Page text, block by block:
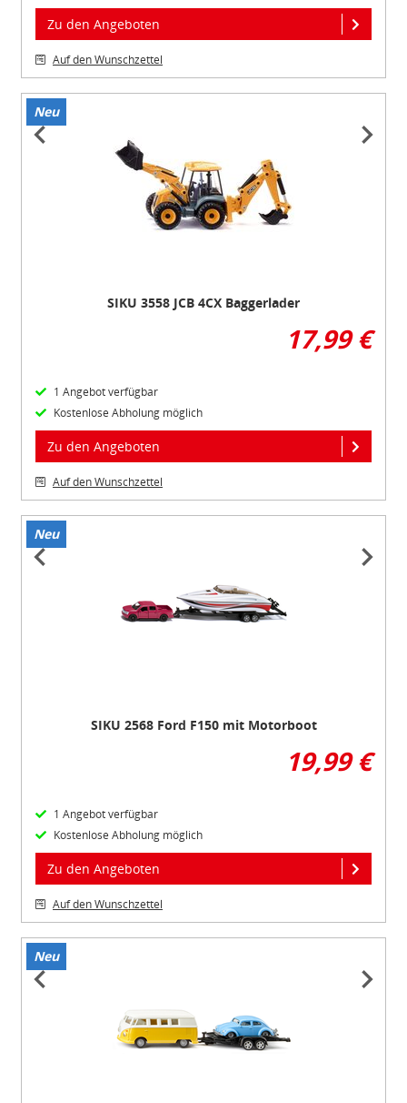
Zu den Angeboten
Auf den Wunschzettel
Neu
Item
SIKU 3558 JCB 4CX Baggerlader
17,99 €
1 Angebot verfügbar
Kostenlose Abholung möglich
Zu den Angeboten
Auf den Wunschzettel
Neu
Item
SIKU 2568 Ford F150 mit Motorboot
19,99 €
1 Angebot verfügbar
Kostenlose Abholung möglich
Zu den Angeboten
Auf den Wunschzettel
Neu
Item